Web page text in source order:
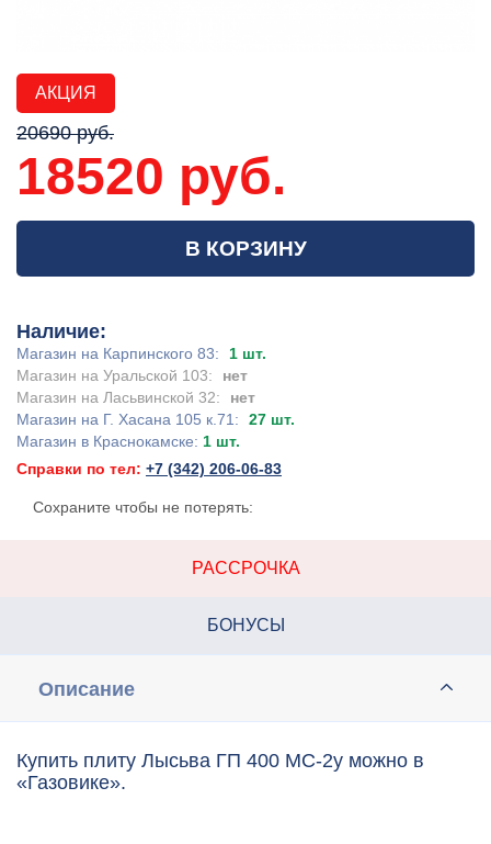
АКЦИЯ
20690 руб.
18520 руб.
В КОРЗИНУ
Наличие:
Магазин на Карпинского 83:
1 шт.
Магазин на Уральской 103:
нет
Магазин на Ласьвинской 32:
нет
Магазин на Г. Хасана 105 к.71:
27 шт.
Магазин в Краснокамске: 1 шт.
Справки по тел: +7 (342) 206-06-83
Сохраните чтобы не потерять:
РАССРОЧКА
БОНУСЫ
Описание
Купить плиту Лысьва ГП 400 МС-2у можно в
«Газовике».